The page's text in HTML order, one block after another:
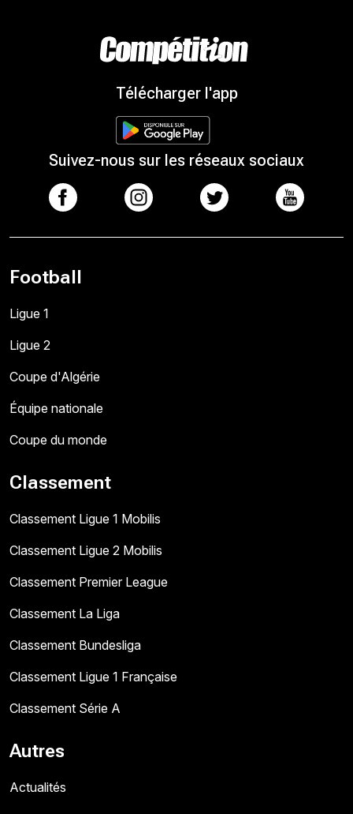
Télécharger l'app
Suivez-nous sur les réseaux sociaux
Football
Ligue 1
Ligue 2
Coupe d'Algérie
Équipe nationale
Coupe du monde
Classement
Classement Ligue 1 Mobilis
Classement Ligue 2 Mobilis
Classement Premier League
Classement La Liga
Classement Bundesliga
Classement Ligue 1 Française
Classement Série A
Autres
Actualités